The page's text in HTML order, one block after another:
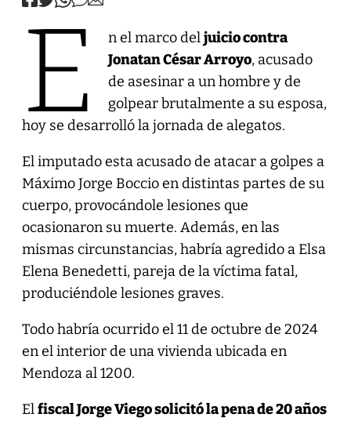
E n el marco deljuicio contra
Jonatan César Arroyo, acusado
de asesinar a un hombre y de
golpear brutalmente a su esposa,
hoy se desarrolló la jornada de alegatos.
El imputado esta acusado de atacar a golpes a
Máximo Jorge Boccio en distintas partes de su
cuerpo, provocándole lesiones que
ocasionaron su muerte. Además, en las
mismas circunstancias, habría agredido a Elsa
Elena Benedetti, pareja de la víctima fatal,
produciéndole lesiones graves.
Todo habría ocurrido el 11 de octubre de 2024
en el interior de una vivienda ubicada en
Mendoza al 1200.
Elfiscal Jorge Viego solicitó la pena de 20 años